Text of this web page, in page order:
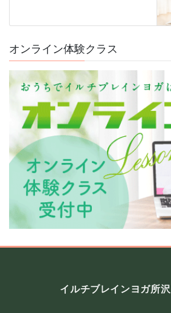
オンライン体験クラス
イルチブレインヨガ所
続きを読む
2026年8月5日/ブログ
イルチブレインヨガでは、ただ体を動かす
育」をベースにしたトレ ...